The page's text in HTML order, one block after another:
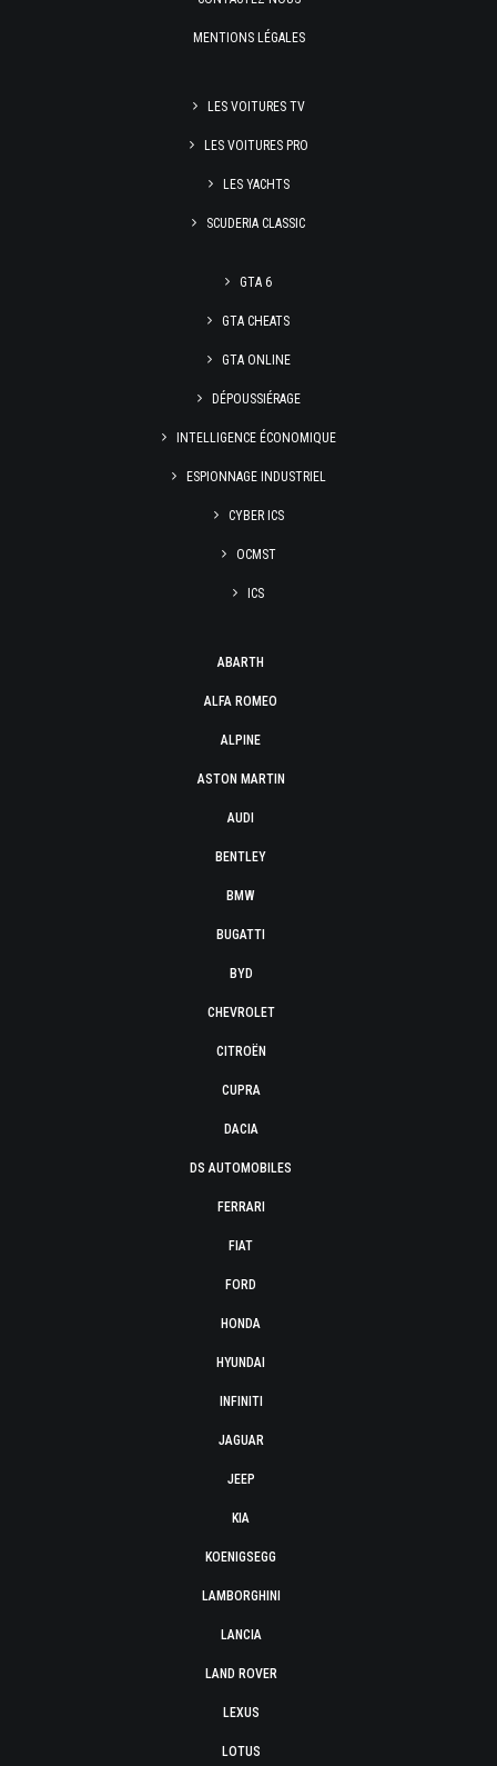
MENTIONS LÉGALES
LES VOITURES TV
LES VOITURES PRO
LES YACHTS
SCUDERIA CLASSIC
GTA 6
GTA CHEATS
GTA ONLINE
DÉPOUSSIÉRAGE
INTELLIGENCE ÉCONOMIQUE
ESPIONNAGE INDUSTRIEL
CYBER ICS
OCMST
ICS
ABARTH
ALFA ROMEO
ALPINE
ASTON MARTIN
AUDI
BENTLEY
BMW
BUGATTI
BYD
CHEVROLET
CITROËN
CUPRA
DACIA
DS AUTOMOBILES
FERRARI
FIAT
FORD
HONDA
HYUNDAI
INFINITI
JAGUAR
JEEP
KIA
KOENIGSEGG
LAMBORGHINI
LANCIA
LAND ROVER
LEXUS
LOTUS